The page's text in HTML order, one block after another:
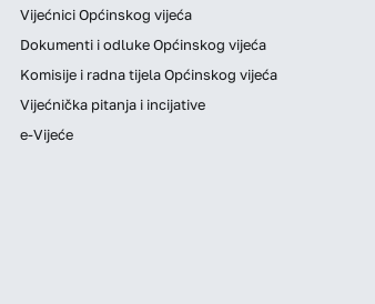
Vijećnici Općinskog vijeća
Dokumenti i odluke Općinskog vijeća
Komisije i radna tijela Općinskog vijeća
Vijećnička pitanja i incijative
e-Vijeće